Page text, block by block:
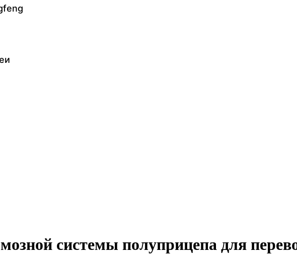
системы полуприцепа для